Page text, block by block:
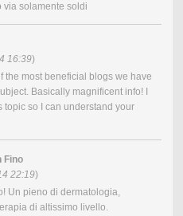
via solamente soldi
16:39)
the most beneficial blogs we have
Basically magnificent info! I
topic so I can understand your
Fino
22:19)
Un pieno di dermatologia,
di altissimo livello.